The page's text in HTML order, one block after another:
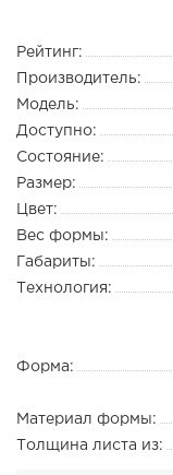
Рейтинг:
Производитель:
Модель:
Доступно:
Состояние:
Размер:
Цвет:
Вес формы:
Габариты:
Технология:
Форма:
Материал формы:
Толщина листа из: